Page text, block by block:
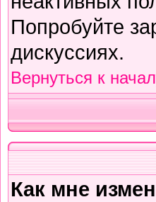
Попробуйте
дискуссиях.
Вернуться к
Как мне